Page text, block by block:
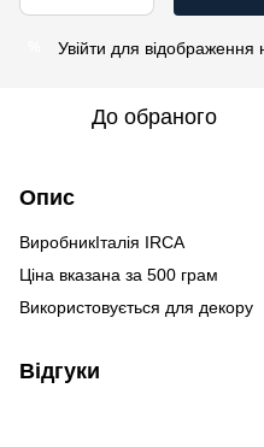
Увійти для відображення
До обраного
Опис
ВиробникІталія IRCA
Ціна вказана за 500 грам
Використовується для декору
Відгуки